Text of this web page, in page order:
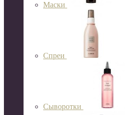
Маски
Спреи
Сыворотки